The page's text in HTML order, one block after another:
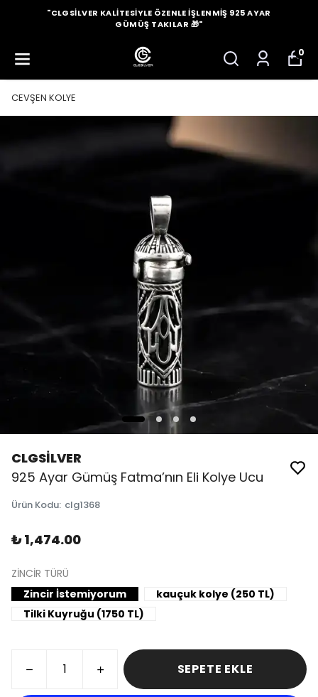
"CLGSILVER KALITESIYLE ÖZENLE İŞLENMIŞ 925 AYAR
GÜMÜŞ TAKILAR 🎁"
0
CEVŞEN KOLYE
CLGSİLVER
925 Ayar Gümüş Fatma’nın Eli Kolye Ucu
Ürün Kodu: clg1368
₺ 1,474.00
ZİNCİR TÜRÜ
Zincir İstemiyorum
kauçuk kolye (250 TL)
Tilki Kuyruğu (1750 TL)
SEPETE EKLE